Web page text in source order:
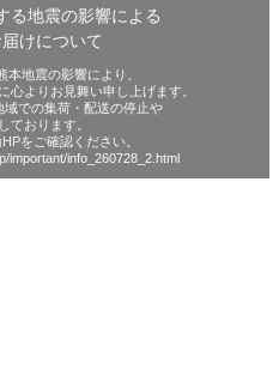
る地震の影響による
けについて
本地震の影響により、
心よりお見舞い申し上げます。
域での集荷・配送の停止や
ております。
をご確認ください。
important/info_260728_2.html